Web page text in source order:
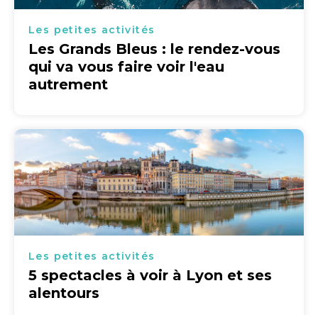
Les petites activités
Les Grands Bleus : le rendez-vous
qui va vous faire voir l'eau
autrement
Les petites activités
5 spectacles à voir à Lyon et ses
alentours